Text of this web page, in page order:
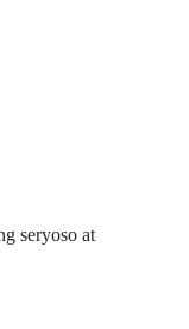
seryoso at